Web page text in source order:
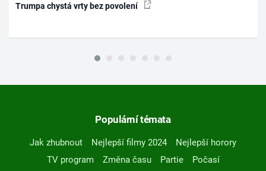
Trumpa chystá vrty bez povolení
Populární témata
Jak zhubnout Nejlepší filmy 2024
Nejlepší horory
TV program
Změna času Partie
Počasí